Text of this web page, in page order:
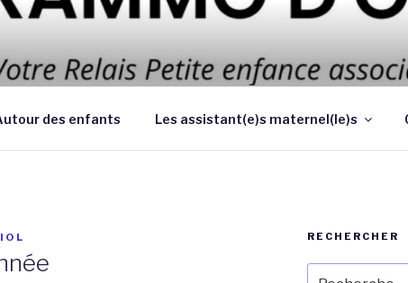
les conditions et la qualité de la garde des
domicile des parents
des enfants Les assistant(e)s maternel(le)s
RECHERCHER